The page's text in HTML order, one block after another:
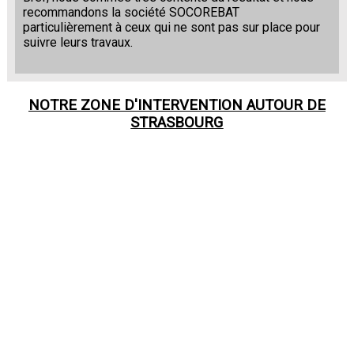
recommandons la société SOCOREBAT
particulièrement à ceux qui ne sont pas sur place pour
suivre leurs travaux.
NOTRE ZONE D'INTERVENTION AUTOUR DE
STRASBOURG